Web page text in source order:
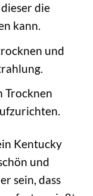
die
kann.
und
Trocknen
Kentucky
und
sein, dass